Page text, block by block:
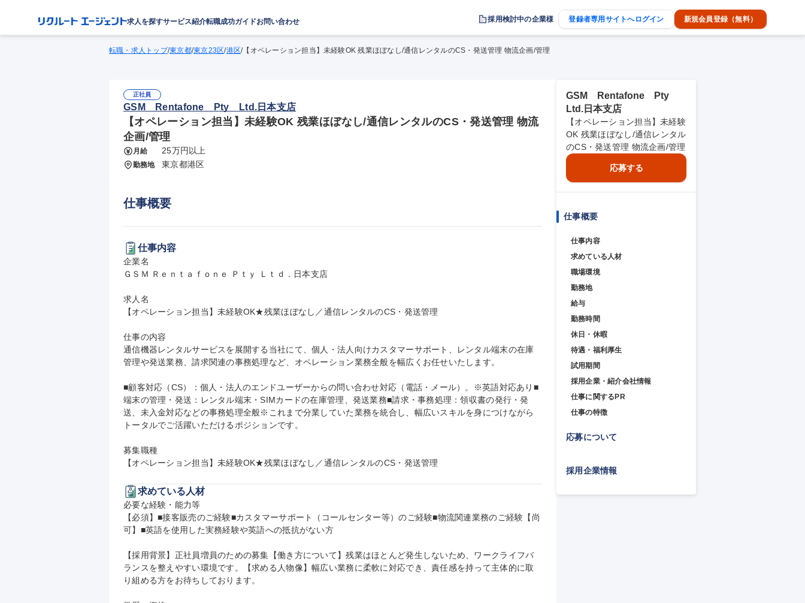
求人を探すサービス紹介転職成功ガイドお問い合わせ 採用検討中の企業様 登録者専用サイトへログイン 新規会員登録（無料）
転職・求人トップ/東京都/東京23区/港区/【オペレーション担当】未経験OK 残業ほぼなし/通信レンタルのCS・発送管理 物流企画/管理
正社員
GSM Rentafone Pty Ltd.日本支店
【オペレーション担当】未経験OK 残業ほぼなし/通信レンタルのCS・発送管理 物流
企画/管理
月給 25万円以上
勤務地 東京都港区
仕事概要
仕事内容
企業名
ＧＳＭ Ｒｅｎｔａｆｏｎｅ Ｐｔｙ Ｌｔｄ．日本支店
求人名
【オペレーション担当】未経験OK★残業ほぼなし／通信レンタルのCS・発送管理
仕事の内容
通信機器レンタルサービスを展開する当社にて、個人・法人向けカスタマーサポート、レンタル端末の在庫
管理や発送業務、請求関連の事務処理など、オペレーション業務全般を幅広くお任せいたします。
■顧客対応（CS）：個人・法人のエンドユーザーからの問い合わせ対応（電話・メール）。※英語対応あり■
端末の管理・発送：レンタル端末・SIMカードの在庫管理、発送業務■請求・事務処理：領収書の発行・発
送、未入金対応などの事務処理全般※これまで分業していた業務を統合し、幅広いスキルを身につけながら
トータルでご活躍いただけるポジションです。
募集職種
【オペレーション担当】未経験OK★残業ほぼなし／通信レンタルのCS・発送管理
求めている人材
必要な経験・能力等
【必須】■接客販売のご経験■カスタマーサポート（コールセンター等）のご経験■物流関連業務のご経験【尚
可】■英語を使用した実務経験や英語への抵抗がない方
【採用背景】正社員増員のための募集【働き方について】残業はほとんど発生しないため、ワークライフバ
ランスを整えやすい環境です。【求める人物像】幅広い業務に柔軟に対応でき、責任感を持って主体的に取
り組める方をお待ちしております。
GSM Rentafone Pty
Ltd.日本支店
【オペレーション担当】未経験
OK 残業ほぼなし/通信レンタル
のCS・発送管理 物流企画/管理
応募する
仕事概要
仕事内容
求めている人材
職場環境
勤務地
給与
勤務時間
休日・休暇
待遇・福利厚生
試用期間
採用企業・紹介会社情報
仕事に関するPR
仕事の特徴
応募について
採用企業情報